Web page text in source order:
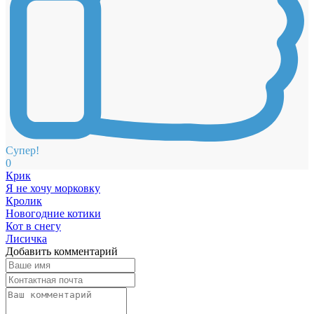
Супер!
0
Крик
Я не хочу морковку
Кролик
Новогодние котики
Кот в снегу
Лисичка
Добавить комментарий